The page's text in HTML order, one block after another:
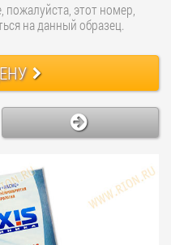
пожалуйста, этот номер,
на данный образец.